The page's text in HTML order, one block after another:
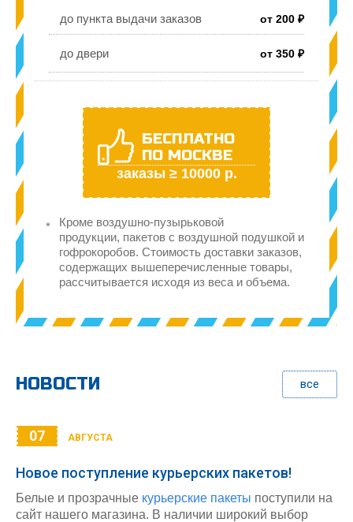
до пункта выдачи заказов от 200 ₽
до двери от 350 ₽
БЕСПЛАТНО
ПО МОСКВЕ
заказы ≥ 10000 р.
Кроме воздушно-пузырьковой
продукции, пакетов с воздушной подушкой и
гофрокоробов. Стоимость доставки заказов,
содержащих вышеперечисленные товары,
рассчитывается исходя из веса и объема.
НОВОСТИ все
07 АВГУСТА
Новое поступление курьерских пакетов!
Белые и прозрачные курьерские пакеты поступили на
сайт нашего магазина. В наличии широкий выбор